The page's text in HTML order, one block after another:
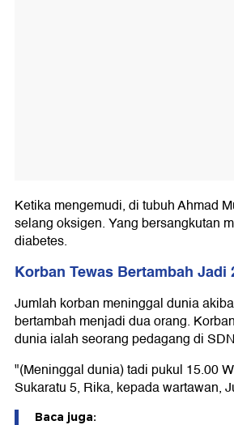
Ketika mengemudi, di tubuh Ahmad
selang oksigen. Yang bersangkutan
diabetes.
Korban Tewas Bertambah Jadi
Jumlah korban meninggal dunia
bertambah menjadi dua orang.
dunia ialah seorang pedagang di
"(Meninggal dunia) tadi pukul 15.00
Sukaratu 5, Rika, kepada wartawan,
Baca juga: